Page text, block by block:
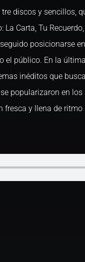
discos y sencillos,
La Carta, Tu
posicionarse
el público. En la
inéditos que
popularizaron en
fresca y llena de